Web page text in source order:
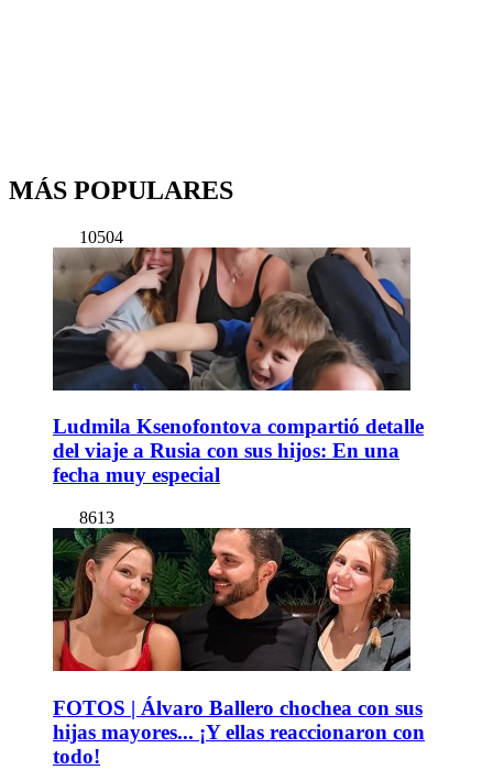
MÁS POPULARES
10504
Ludmila Ksenofontova compartió detalle
del viaje a Rusia con sus hijos: En una
fecha muy especial
8613
FOTOS | Álvaro Ballero chochea con sus
hijas mayores... ¡Y ellas reaccionaron con
todo!